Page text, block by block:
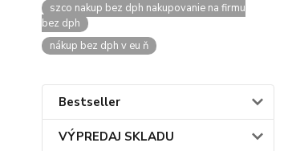
szco nakup bez dph nakupovanie na firmu
bez dph
nákup bez dph v eu ň
Bestseller
VÝPREDAJ SKLADU